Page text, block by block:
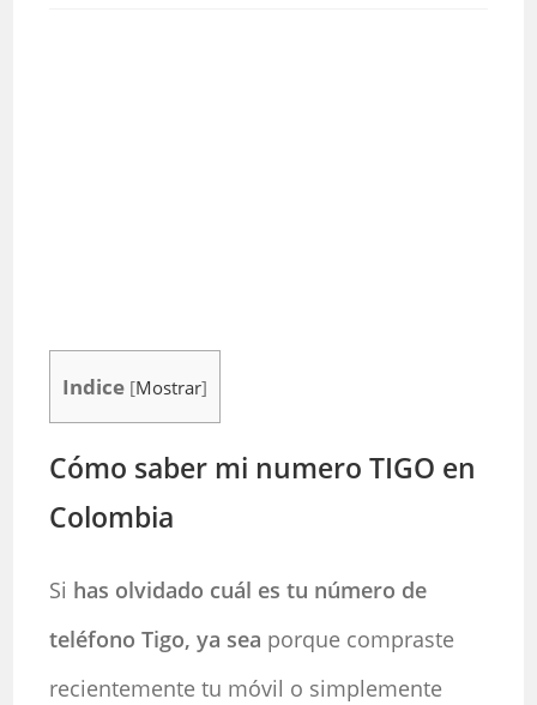
Indice [Mostrar]
Cómo saber mi numero TIGO en
Colombia
Si has olvidado cuál es tu número de
teléfono Tigo, ya sea porque compraste
recientemente tu móvil o simplemente